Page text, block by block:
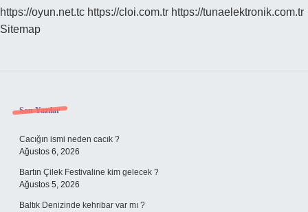
Hakkımızda
https://oyun.net.tc https://cloi.com.tr https://tunaelektronik.com.tr
Sitemap
Sidebar
Son Yazılar
Cacığın ismi neden cacık ?
Ağustos 6, 2026
Bartın Çilek Festivaline kim gelecek ?
Ağustos 5, 2026
Baltık Denizinde kehribar var mı ?